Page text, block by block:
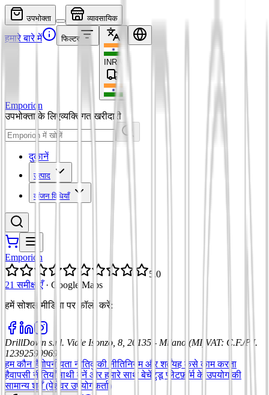
उपभोक्ता व्यावसायिक
हमारे बारे में फिल्टर
INR
Emporion
उपभोक्ता के लिएव्यक्तिगत खरीदारी
दुकानें
उत्पाद
व्यंजन विधियाँ
Emporion
5.0
21 समीक्षाएँ · Google Maps
हमें सोशल मीडिया पर फॉलो करें:
DrillDown s.r.l. Viale Isonzo, 8, 20135 - Milano (MI) VAT: C.F./P.I.
12392590969
हम कौन हैं गोपनीयता नीतिकुकी नीतिनियम और शर्तेंयह कैसे काम करता
हैवापसी नीतियाँसाथी बनें और हमारे साथ बेचें टुडू प्लेटफ़ॉर्म के उपयोग की
सामान्य शर्तें (पेशेवर उपयोगकर्ता)